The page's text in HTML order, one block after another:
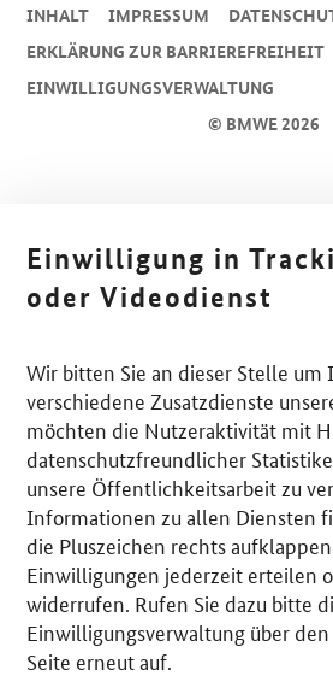
© BMWE 2026
INHALT IMPRESSUM
ERKLÄRUNG ZUR BARRIEREFREIHEIT
EINWILLIGUNGSVERWALTUNG
Einwilligung in
oder Videodienst
Wir bitten Sie an dieser Stelle
verschiedene Zusatzdienste
möchten die Nutzeraktivität mit
datenschutzfreundlicher
unsere Öffentlichkeitsarbeit zu
Informationen zu allen Diensten
die Pluszeichen rechts
Einwilligungen jederzeit erteilen
widerrufen. Rufen Sie dazu bitte
Einwilligungsverwaltung über
Seite erneut auf.